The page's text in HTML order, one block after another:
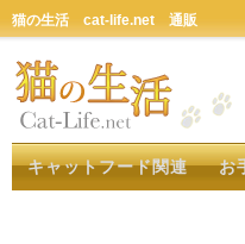
猫の生活 cat-life.net 通販
キャットフード関連 お